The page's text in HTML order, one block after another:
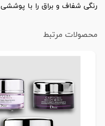
رنگی شفاف و براق را با پوششی
محصولات مرتبط